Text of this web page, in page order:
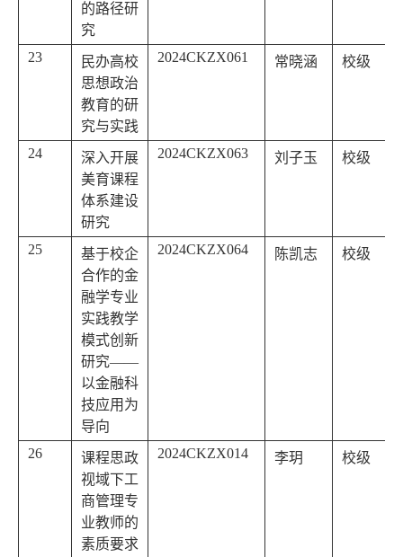
的路径研
究
23
民办高校
思想政治
教育的研
究与实践
2024CKZX061 常晓涵 校级
24
深入开展
美育课程
体系建设
研究
2024CKZX063 刘子玉 校级
25
基于校企
合作的金
融学专业
实践教学
模式创新
研究——
以金融科
技应用为
导向
2024CKZX064 陈凯志 校级
26
课程思政
视域下工
商管理专
业教师的
素质要求
2024CKZX014 李玥 校级